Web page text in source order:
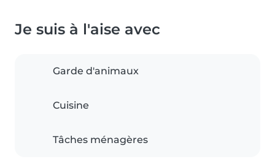
Je suis à l'aise avec
Garde d'animaux
Cuisine
Tâches ménagères